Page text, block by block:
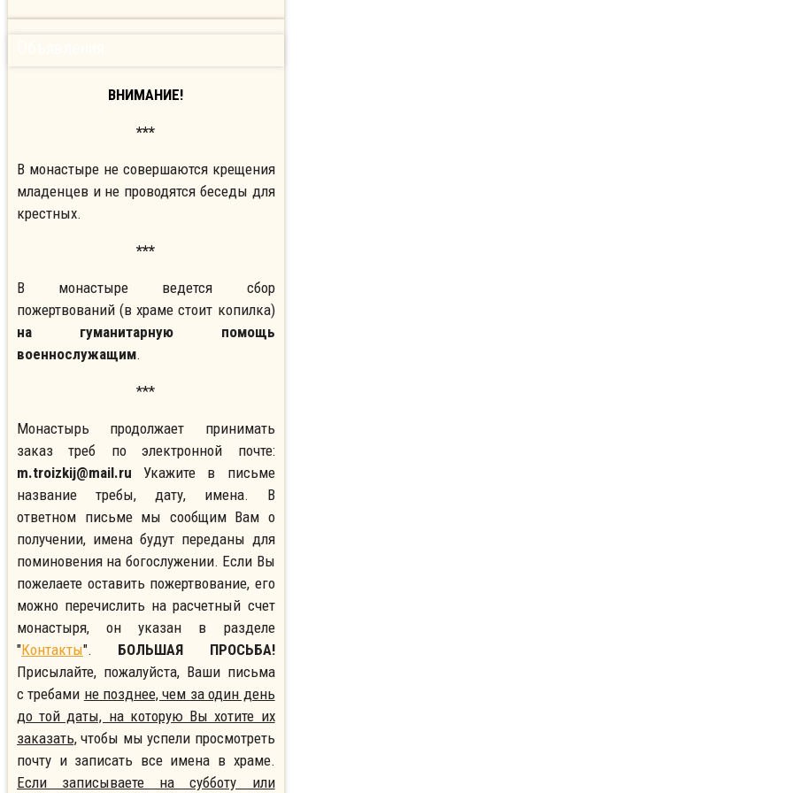
ВНИМАНИЕ!
***
В монастыре не совершаются крещения
младенцев и не проводятся беседы для
крестных.
***
В монастыре ведется сбор
пожертвований (в храме стоит копилка)
на гуманитарную помощь
военнослужащим.
***
Монастырь продолжает принимать
заказ треб по электронной почте:
m.troizkij@mail.ru Укажите в письме
название требы, дату, имена. В
ответном письме мы сообщим Вам о
получении, имена будут переданы для
поминовения на богослужении. Если Вы
пожелаете оставить пожертвование, его
можно перечислить на расчетный счет
монастыря, он указан в разделе
"Контакты". БОЛЬШАЯ ПРОСЬБА!
Присылайте, пожалуйста, Ваши письма
с требами не позднее, чем за один день
до той даты, на которую Вы хотите их
заказать, чтобы мы успели просмотреть
почту и записать все имена в храме.
Если записываете на субботу или